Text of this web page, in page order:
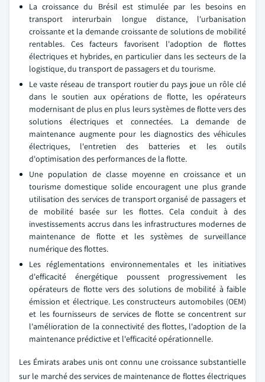
La croissance du Brésil est stimulée par les besoins en
transport interurbain longue distance, l'urbanisation
croissante et la demande croissante de solutions de mobilité
rentables. Ces facteurs favorisent l'adoption de flottes
électriques et hybrides, en particulier dans les secteurs de la
logistique, du transport de passagers et du tourisme.
Le vaste réseau de transport routier du pays joue un rôle clé
dans le soutien aux opérations de flotte, les opérateurs
modernisant de plus en plus leurs systèmes de flotte vers des
solutions électriques et connectées. La demande de
maintenance augmente pour les diagnostics des véhicules
électriques, l'entretien des batteries et les outils
d'optimisation des performances de la flotte.
Une population de classe moyenne en croissance et un
tourisme domestique solide encouragent une plus grande
utilisation des services de transport organisé de passagers et
de mobilité basée sur les flottes. Cela conduit à des
investissements accrus dans les infrastructures modernes de
maintenance de flotte et les systèmes de surveillance
numérique des flottes.
Les réglementations environnementales et les initiatives
d'efficacité énergétique poussent progressivement les
opérateurs de flotte vers des solutions de mobilité à faible
émission et électrique. Les constructeurs automobiles (OEM)
et les fournisseurs de services de flotte se concentrent sur
l'amélioration de la connectivité des flottes, l'adoption de la
maintenance prédictive et l'efficacité opérationnelle.
Les Émirats arabes unis ont connu une croissance substantielle
sur le marché des services de maintenance de flottes électriques